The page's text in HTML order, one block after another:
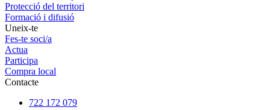
Protecció del territori
Formació i difusió
Uneix-te
Fes-te soci/a
Actua
Participa
Compra local
Contacte
722 172 079